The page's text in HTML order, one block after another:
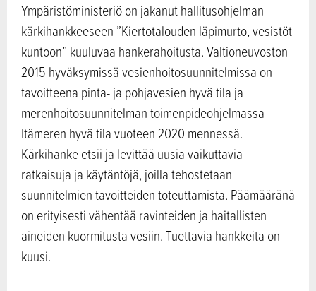
Ympäristöministeriö on jakanut hallitusohjelman
kärkihankkeeseen ”Kiertotalouden läpimurto, vesistöt
kuntoon” kuuluvaa hankerahoitusta. Valtioneuvoston
2015 hyväksymissä vesienhoitosuunnitelmissa on
tavoitteena pinta- ja pohjavesien hyvä tila ja
merenhoitosuunnitelman toimenpideohjelmassa
Itämeren hyvä tila vuoteen 2020 mennessä.
Kärkihanke etsii ja levittää uusia vaikuttavia
ratkaisuja ja käytäntöjä, joilla tehostetaan
suunnitelmien tavoitteiden toteuttamista. Päämääränä
on erityisesti vähentää ravinteiden ja haitallisten
aineiden kuormitusta vesiin. Tuettavia hankkeita on
kuusi.